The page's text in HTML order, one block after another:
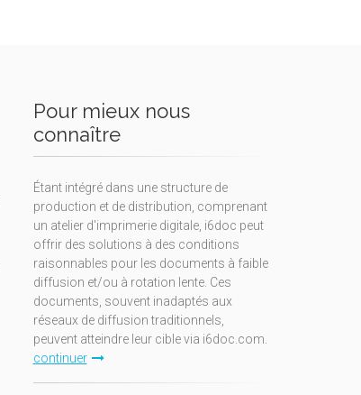
Pour mieux nous
connaître
Étant intégré dans une structure de
production et de distribution, comprenant
un atelier d'imprimerie digitale, i6doc peut
offrir des solutions à des conditions
raisonnables pour les documents à faible
diffusion et/ou à rotation lente. Ces
documents, souvent inadaptés aux
réseaux de diffusion traditionnels,
peuvent atteindre leur cible via i6doc.com.
continuer